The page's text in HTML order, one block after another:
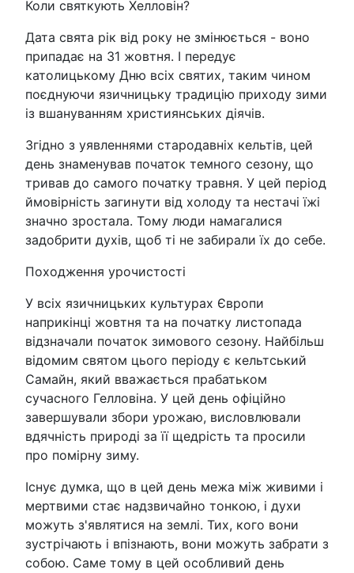
Коли святкують Хелловін?
Дата свята рік від року не змінюється - воно
припадає на 31 жовтня. І передує
католицькому Дню всіх святих, таким чином
поєднуючи язичницьку традицію приходу зими
із вшануванням християнських діячів.
Згідно з уявленнями стародавніх кельтів, цей
день знаменував початок темного сезону, що
тривав до самого початку травня. У цей період
ймовірність загинути від холоду та нестачі їжі
значно зростала. Тому люди намагалися
задобрити духів, щоб ті не забирали їх до себе.
Походження урочистості
У всіх язичницьких культурах Європи
наприкінці жовтня та на початку листопада
відзначали початок зимового сезону. Найбільш
відомим святом цього періоду є кельтський
Самайн, який вважається прабатьком
сучасного Гелловіна. У цей день офіційно
завершували збори урожаю, висловлювали
вдячність природі за її щедрість та просили
про помірну зиму.
Існує думка, що в цей день межа між живими і
мертвими стає надзвичайно тонкою, і духи
можуть з'являтися на землі. Тих, кого вони
зустрічають і впізнають, вони можуть забрати з
собою. Саме тому в цей особливий день